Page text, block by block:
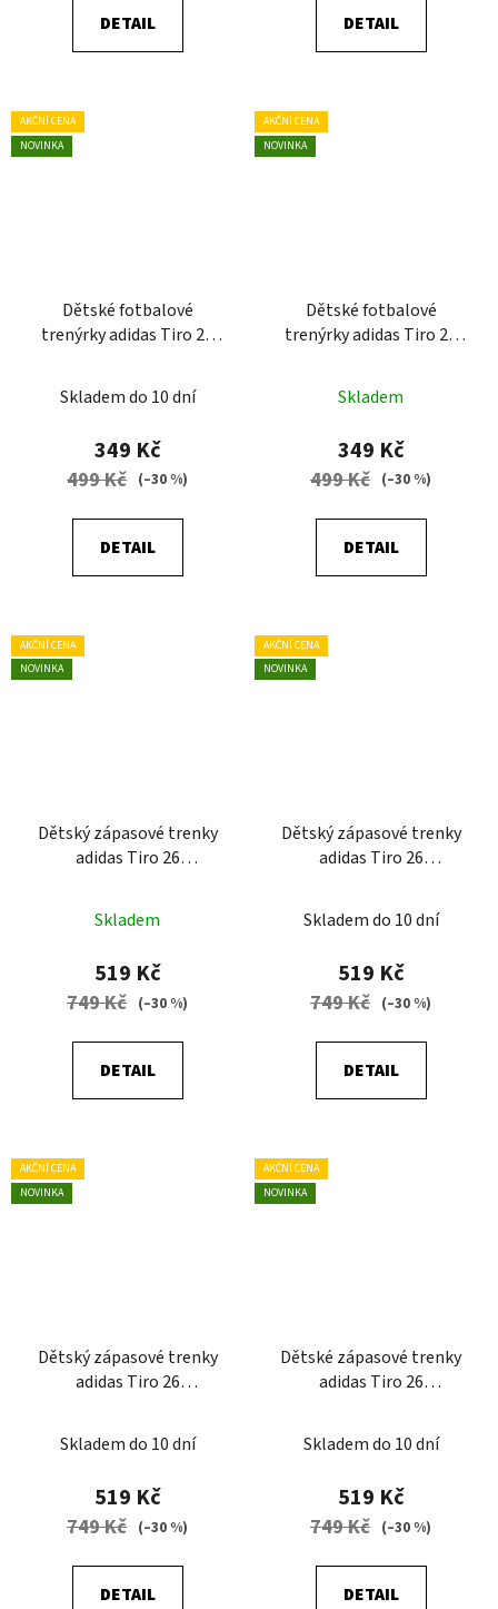
DETAIL DETAIL
AKČNÍ CENA
NOVINKA
Dětské fotbalové
trenýrky adidas Tiro 26
Skladem do 10 dní
349 Kč
499 Kč (–30 %)
DETAIL
AKČNÍ CENA
NOVINKA
Dětské fotbalové
trenýrky adidas Tiro 26
Skladem
349 Kč
499 Kč (–30 %)
DETAIL
AKČNÍ CENA
NOVINKA
Dětský zápasové trenky
adidas Tiro 26
Skladem
519 Kč
749 Kč (–30 %)
DETAIL
AKČNÍ CENA
NOVINKA
Dětský zápasové trenky
adidas Tiro 26
Skladem do 10 dní
519 Kč
749 Kč (–30 %)
DETAIL
AKČNÍ CENA
NOVINKA
Dětský zápasové trenky
adidas Tiro 26
Skladem do 10 dní
519 Kč
749 Kč (–30 %)
DETAIL
AKČNÍ CENA
NOVINKA
Dětské zápasové trenky
adidas Tiro 26
Skladem do 10 dní
519 Kč
749 Kč (–30 %)
DETAIL